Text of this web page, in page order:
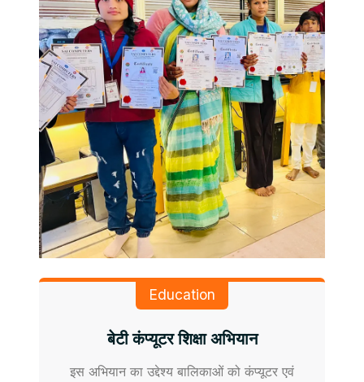
Education
बेटी कंप्यूटर शिक्षा अभियान
इस अभियान का उद्देश्य बालिकाओं को कंप्यूटर एवं